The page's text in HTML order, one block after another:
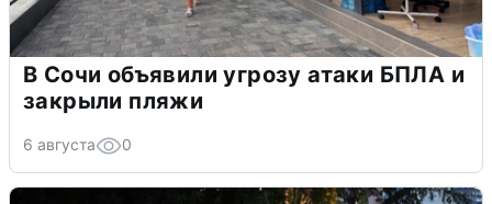
В Сочи объявили угрозу атаки БПЛА и
закрыли пляжи
6 августа 0